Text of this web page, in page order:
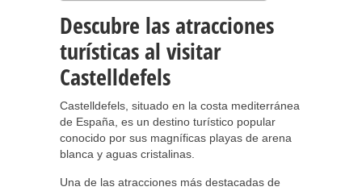
Descubre las atracciones
turísticas al visitar
Castelldefels
Castelldefels, situado en la costa mediterránea
de España, es un destino turístico popular
conocido por sus magníficas playas de arena
blanca y aguas cristalinas.
Una de las atracciones más destacadas de